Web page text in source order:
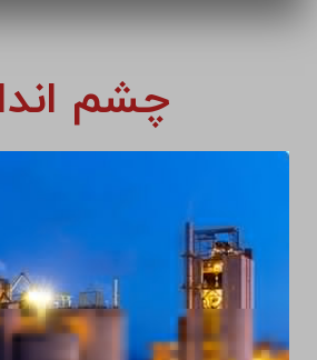
چشم